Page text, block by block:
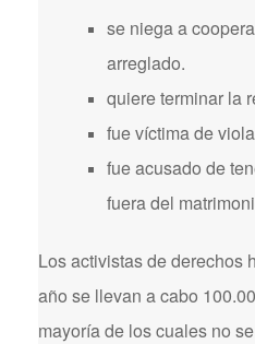
se niega a
arreglado.
quiere terminar la
fue víctima de
fue acusado de
fuera del
Los activistas de derechos
año se llevan a cabo
mayoría de los cuales no